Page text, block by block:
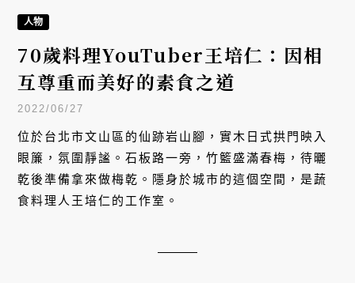
人物
70歲料理YouTuber王培仁：因相
互尊重而美好的素食之道
2022/06/27
位於台北市文山區的仙跡岩山腳，實木日式拱門映入
眼簾，氛圍靜謐。石板路一旁，竹籃盛滿春梅，待曬
乾後準備拿來做梅乾。隱身於城市的這個空間，是蔬
食料理人王培仁的工作室。